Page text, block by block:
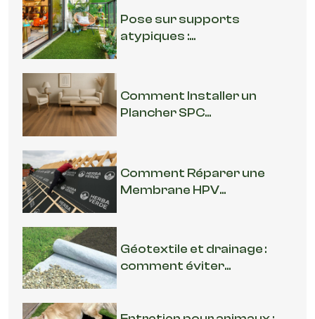
Pose sur supports
atypiques :...
Comment Installer un
Plancher SPC...
Comment Réparer une
Membrane HPV...
Géotextile et drainage :
comment éviter...